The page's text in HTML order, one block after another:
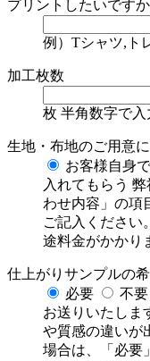
プリントしたいですか
例）Tシャツ,ト
加工枚数
枚 半角数字で入
生地・布地のご用意
お客様自身
入れてもらう 弊
わせ内容」の項
ご記入ください。
途料金がかかり
仕上がりサンプルの
必要
不要
お送りいたしま
や質感の違いが
場合は、「必要